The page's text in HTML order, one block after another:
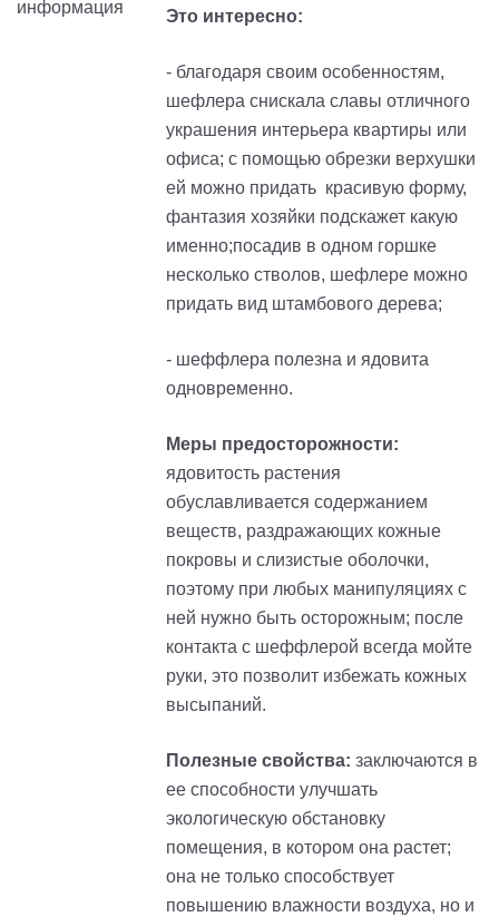
Это интересно:
- благодаря своим особенностям,
шефлера снискала славы отличного
украшения интерьера квартиры или
офиса; с помощью обрезки верхушки
ей можно придать красивую форму,
фантазия хозяйки подскажет какую
именно;посадив в одном горшке
несколько стволов, шефлере можно
придать вид штамбового дерева;
- шеффлера полезна и ядовита
одновременно.
Меры предосторожности:
ядовитость растения
обуславливается содержанием
веществ, раздражающих кожные
покровы и слизистые оболочки,
поэтому при любых манипуляциях с
ней нужно быть осторожным; после
контакта с шеффлерой всегда мойте
руки, это позволит избежать кожных
высыпаний.
Полезные свойства: заключаются в
ее способности улучшать
экологическую обстановку
помещения, в котором она растет;
она не только способствует
повышению влажности воздуха, но и